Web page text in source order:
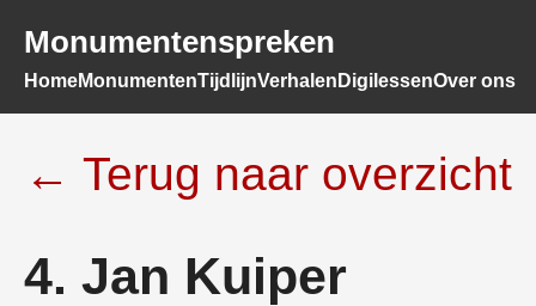
Monumentenspreken
HomeMonumentenTijdlijnVerhalen DigilessenOver ons
← Terug naar overzicht
4. Jan Kuiper